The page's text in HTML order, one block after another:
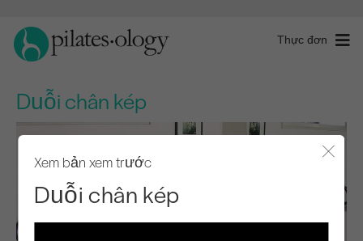
Thực đơn
Duỗi chân kép
Xem bản xem trước
Duỗi chân kép